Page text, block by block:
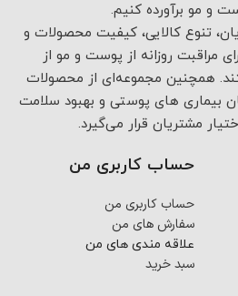
و مو برآورده کنیم.
تنوع کالایی، کیفیت محصولات و
مراقبت روزانه از پوست و مو از
همچنین مجموعه‌ای از محصولات
بیماری های پوستی و بهبود سلامت
مشتریان قرار می‌گیرد.
حساب کاربری من
حساب کاربری من
سفارش های من
علاقه مندی های من
سبد خرید